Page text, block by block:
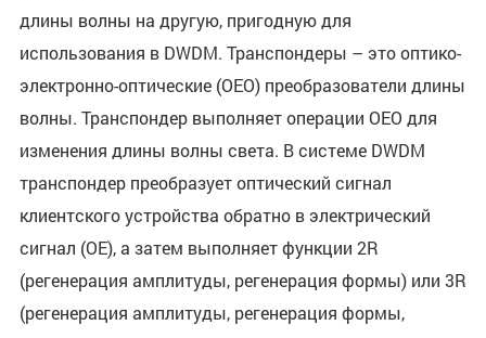
длины волны на другую, пригодную для
использования в DWDM. Транспондеры – это оптико-
электронно-оптические (OEO) преобразователи длины
волны. Транспондер выполняет операции OEO для
изменения длины волны света. В системе DWDM
транспондер преобразует оптический сигнал
клиентского устройства обратно в электрический
сигнал (OE), а затем выполняет функции 2R
(регенерация амплитуды, регенерация формы) или 3R
(регенерация амплитуды, регенерация формы,